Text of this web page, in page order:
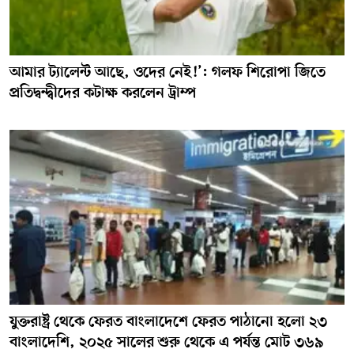
আমার ট্যালেন্ট আছে, ওদের নেই!’: গলফ শিরোপা জিতে
প্রতিদ্বন্দ্বীদের কটাক্ষ করলেন ট্রাম্প
যুক্তরাষ্ট্র থেকে ফেরত বাংলাদেশে ফেরত পাঠানো হলো ২৩
বাংলাদেশি, ২০২৫ সালের শুরু থেকে এ পর্যন্ত মোট ৩৬৯